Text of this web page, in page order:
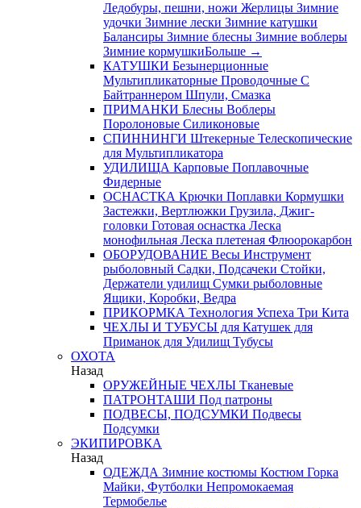
Ледобуры, пешни, ножи Жерлицы Зимние
удочки Зимние лески Зимние катушки
Балансиры Зимние блесны Зимние воблеры
Зимние кормушкиБольше →
КАТУШКИ Безынерционные
Мультипликаторные Проводочные С
Байтраннером Шпули, Смазка
ПРИМАНКИ Блесны Воблеры
Поролоновые Силиконовые
СПИННИНГИ Штекерные Телескопические
для Мультипликатора
УДИЛИЩА Карповые Поплавочные
Фидерные
ОСНАСТКА Крючки Поплавки Кормушки
Застежки, Вертлюжки Грузила, Джиг-
головки Готовая оснастка Леска
монофильная Леска плетеная Флюорокарбон
ОБОРУДОВАНИЕ Весы Инструмент
рыболовный Садки, Подсачеки Стойки,
Держатели удилищ Сумки рыболовные
Ящики, Коробки, Ведра
ПРИКОРМКА Технология Успеха Три Кита
ЧЕХЛЫ И ТУБУСЫ для Катушек для
Приманок для Удилищ Тубусы
ОХОТА
Назад
ОРУЖЕЙНЫЕ ЧЕХЛЫ Тканевые
ПАТРОНТАШИ Под патроны
ПОДВЕСЫ, ПОДСУМКИ Подвесы
Подсумки
ЭКИПИРОВКА
Назад
ОДЕЖДА Зимние костюмы Костюм Горка
Майки, Футболки Непромокаемая
Термобелье